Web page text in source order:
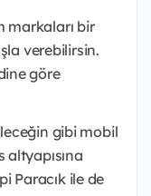
markaları bir
verebilirsin.
göre
gibi mobil
altyapısına
Paracık ile de